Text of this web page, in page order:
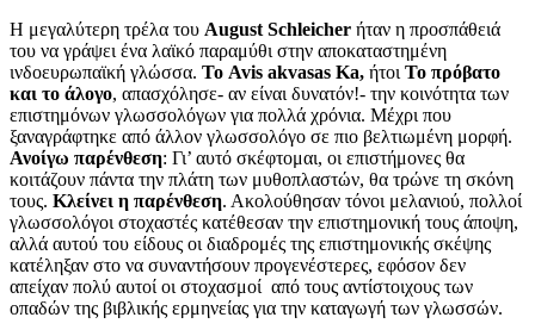
Η μεγαλύτερη τρέλα του August Schleicher ήταν η προσπάθειά
του να γράψει ένα λαϊκό παραμύθι στην αποκαταστημένη
ινδοευρωπαϊκή γλώσσα. Το Avis akvasas Ka, ήτοι Το πρόβατο
και το άλογο, απασχόλησε- αν είναι δυνατόν!- την κοινότητα των
επιστημόνων γλωσσολόγων για πολλά χρόνια. Μέχρι που
ξαναγράφτηκε από άλλον γλωσσολόγο σε πιο βελτιωμένη μορφή.
Ανοίγω παρένθεση: Γι’ αυτό σκέφτομαι, οι επιστήμονες θα
κοιτάζουν πάντα την πλάτη των μυθοπλαστών, θα τρώνε τη σκόνη
τους. Κλείνει η παρένθεση. Ακολούθησαν τόνοι μελανιού, πολλοί
γλωσσολόγοι στοχαστές κατέθεσαν την επιστημονική τους άποψη,
αλλά αυτού του είδους οι διαδρομές της επιστημονικής σκέψης
κατέληξαν στο να συναντήσουν προγενέστερες, εφόσον δεν
απείχαν πολύ αυτοί οι στοχασμοί από τους αντίστοιχους των
οπαδών της βιβλικής ερμηνείας για την καταγωγή των γλωσσών.